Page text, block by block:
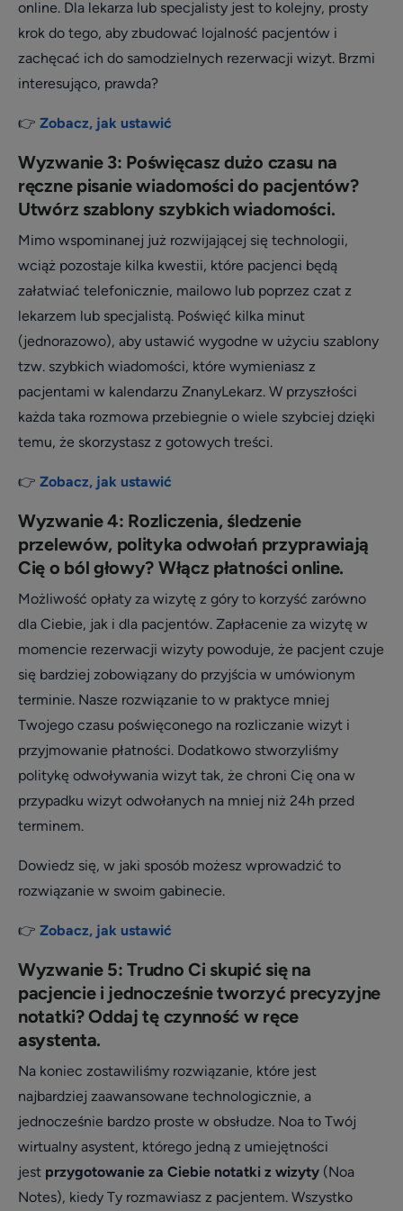
online. Dla lekarza lub specjalisty jest to kolejny, prosty
krok do tego, aby zbudować lojalność pacjentów i
zachęcać ich do samodzielnych rezerwacji wizyt. Brzmi
interesująco, prawda?
👉 Zobacz, jak ustawić
Wyzwanie 3: Poświęcasz dużo czasu na
ręczne pisanie wiadomości do pacjentów?
Utwórz szablony szybkich wiadomości.
Mimo wspominanej już rozwijającej się technologii,
wciąż pozostaje kilka kwestii, które pacjenci będą
załatwiać telefonicznie, mailowo lub poprzez czat z
lekarzem lub specjalistą. Poświęć kilka minut
(jednorazowo), aby ustawić wygodne w użyciu szablony
tzw. szybkich wiadomości, które wymieniasz z
pacjentami w kalendarzu ZnanyLekarz. W przyszłości
każda taka rozmowa przebiegnie o wiele szybciej dzięki
temu, że skorzystasz z gotowych treści.
👉 Zobacz, jak ustawić
Wyzwanie 4: Rozliczenia, śledzenie
przelewów, polityka odwołań przyprawiają
Cię o ból głowy? Włącz płatności online.
Możliwość opłaty za wizytę z góry to korzyść zarówno
dla Ciebie, jak i dla pacjentów. Zapłacenie za wizytę w
momencie rezerwacji wizyty powoduje, że pacjent czuje
się bardziej zobowiązany do przyjścia w umówionym
terminie. Nasze rozwiązanie to w praktyce mniej
Twojego czasu poświęconego na rozliczanie wizyt i
przyjmowanie płatności. Dodatkowo stworzyliśmy
politykę odwoływania wizyt tak, że chroni Cię ona w
przypadku wizyt odwołanych na mniej niż 24h przed
terminem.
Dowiedz się, w jaki sposób możesz wprowadzić to
rozwiązanie w swoim gabinecie.
👉 Zobacz, jak ustawić
Wyzwanie 5: Trudno Ci skupić się na
pacjencie i jednocześnie tworzyć precyzyjne
notatki? Oddaj tę czynność w ręce
asystenta.
Na koniec zostawiliśmy rozwiązanie, które jest
najbardziej zaawansowane technologicznie, a
jednocześnie bardzo proste w obsłudze. Noa to Twój
wirtualny asystent, którego jedną z umiejętności
jest przygotowanie za Ciebie notatki z wizyty (Noa
Notes), kiedy Ty rozmawiasz z pacjentem. Wszystko